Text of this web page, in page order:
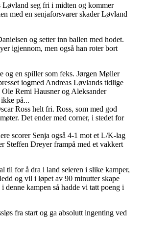
seg fri i midten og kommer
med en senjaforsvarer skader Løvland
og setter inn ballen med hodet.
igjennom, men også han roter bort
og en spiller som feks. Jørgen Møller
iogmed Andreas Løvlands tidlige
Remi Hausner og Aleksander
på...
Ross helt fri. Ross, som med god
Det ender med corner, i stedet for
scorer Senja også 4-1 mot et L/K-lag
Steffen Dreyer frampå med et vakkert
til for å dra i land seieren i slike kamper,
og vil i løpet av 90 minutter skape
kampen så hadde vi tatt poeng i
fra start og ga absolutt ingenting ved